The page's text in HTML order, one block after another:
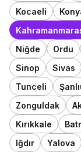
Kocaeli
Niğde
Ordu
Sinop
Sivas
Tunceli
Zonguldak
Kırıkkale
Iğdır
Yalova